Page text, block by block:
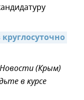
(Крым)
в курсе